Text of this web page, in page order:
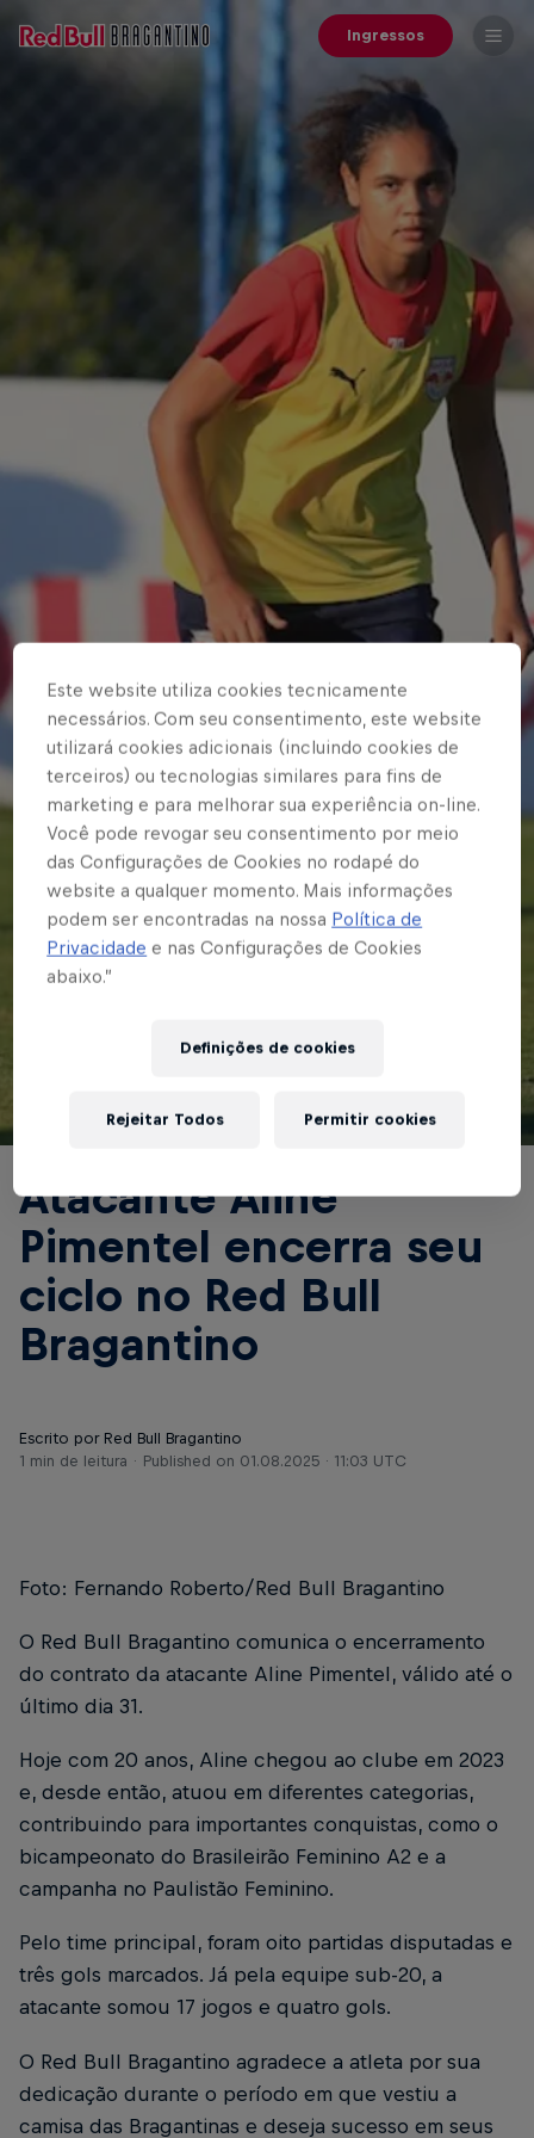
Ingressos
© Red Bull Bragantino
Atacante Aline
Pimentel encerra seu
ciclo no Red Bull
Bragantino
Escrito por Red Bull Bragantino
1 min de leitura
Published on 01.08.2025 · 11:03 UTC
Foto: Fernando Roberto/Red Bull Bragantino
O Red Bull Bragantino comunica o encerramento
do contrato da atacante Aline Pimentel, válido até o
último dia 31.
Hoje com 20 anos, Aline chegou ao clube em 2023
e, desde então, atuou em diferentes categorias,
contribuindo para importantes conquistas, como o
bicampeonato do Brasileirão Feminino A2 e a
campanha no Paulistão Feminino.
Pelo time principal, foram oito partidas disputadas e
três gols marcados. Já pela equipe sub-20, a
atacante somou 17 jogos e quatro gols.
O Red Bull Bragantino agradece a atleta por sua
dedicação durante o período em que vestiu a
camisa das Bragantinas e deseja sucesso em seus
Este website utiliza cookies tecnicamente
necessários. Com seu consentimento, este website
utilizará cookies adicionais (incluindo cookies de
terceiros) ou tecnologias similares para fins de
marketing e para melhorar sua experiência on-line.
Você pode revogar seu consentimento por meio
das Configurações de Cookies no rodapé do
website a qualquer momento. Mais informações
podem ser encontradas na nossa Política de
Privacidade e nas Configurações de Cookies
abaixo.”
Definições de cookies
Rejeitar Todos Permitir cookies